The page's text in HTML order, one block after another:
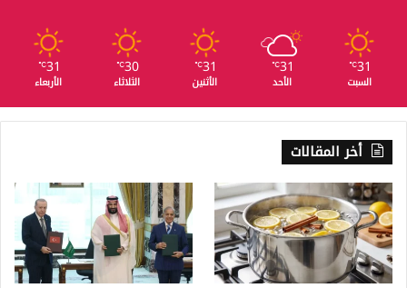
31
℃
السبت
31
℃
الأحد
31
℃
الأثنين
30
℃
الثلاثاء
31
℃
الأربعاء
أخر المقالات